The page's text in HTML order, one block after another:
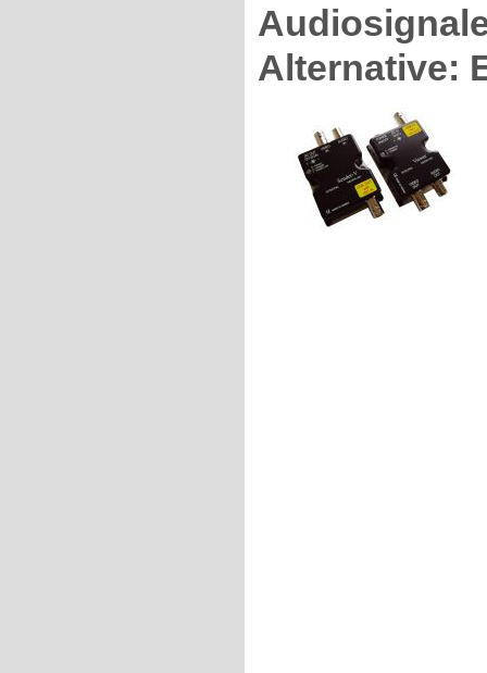
Alternative: